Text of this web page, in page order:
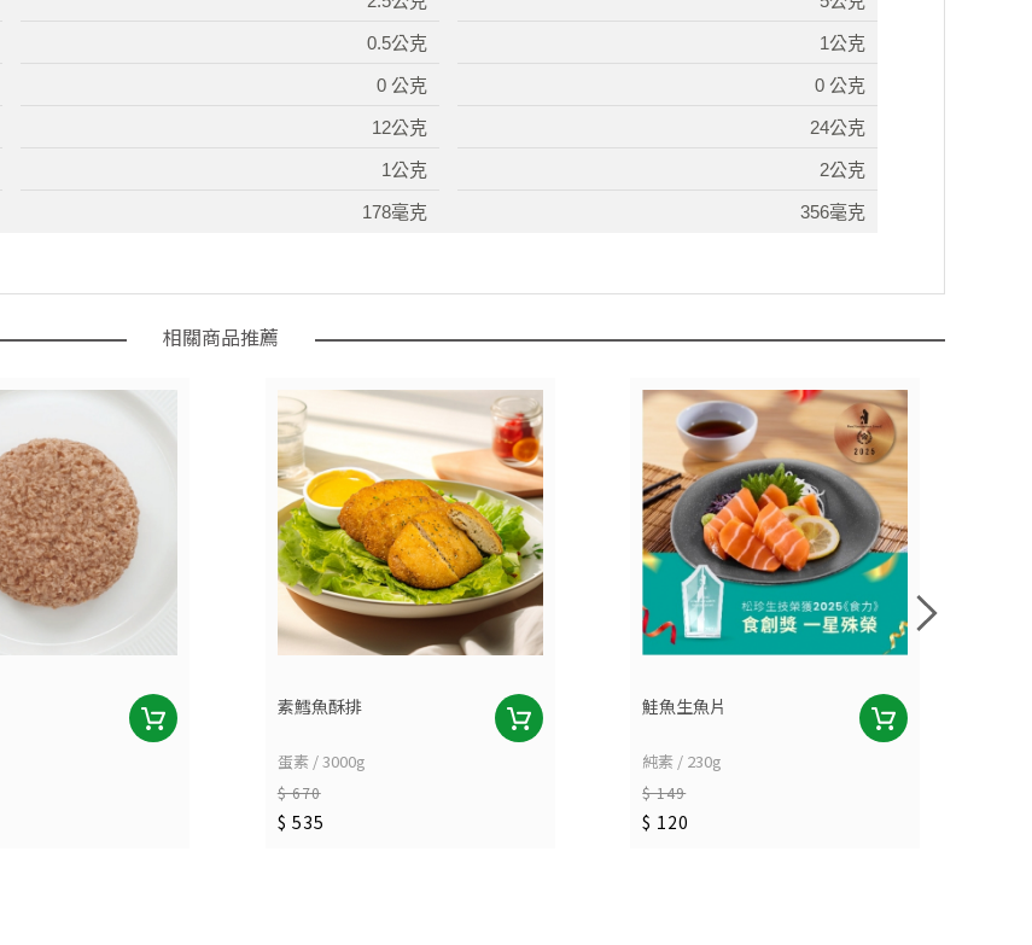
0.5公克
0 公克
12公克
1公克
178毫克
1公克
0 公克
24公克
2公克
356毫克
相關商品推薦
素鱈魚酥排
蛋素 / 3000g
$ 670
$ 535
鮭魚生魚片
純素 / 230g
$ 149
$ 120